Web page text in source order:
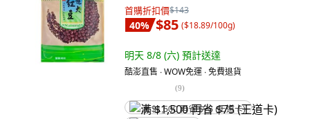
首購折扣價$143
40% $85 ($18.89/100g)
明天 8/8 (六) 預計送達
酷澎直售 ∙ WOW免運 ∙ 免費退貨
(9)
满 $1,500 再省 $75 (王道卡)